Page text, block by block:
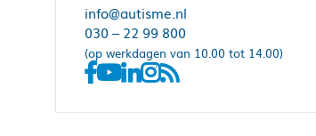
info@autisme.nl
030 – 22 99 800
(op werkdagen van 10.00 tot 14.00)